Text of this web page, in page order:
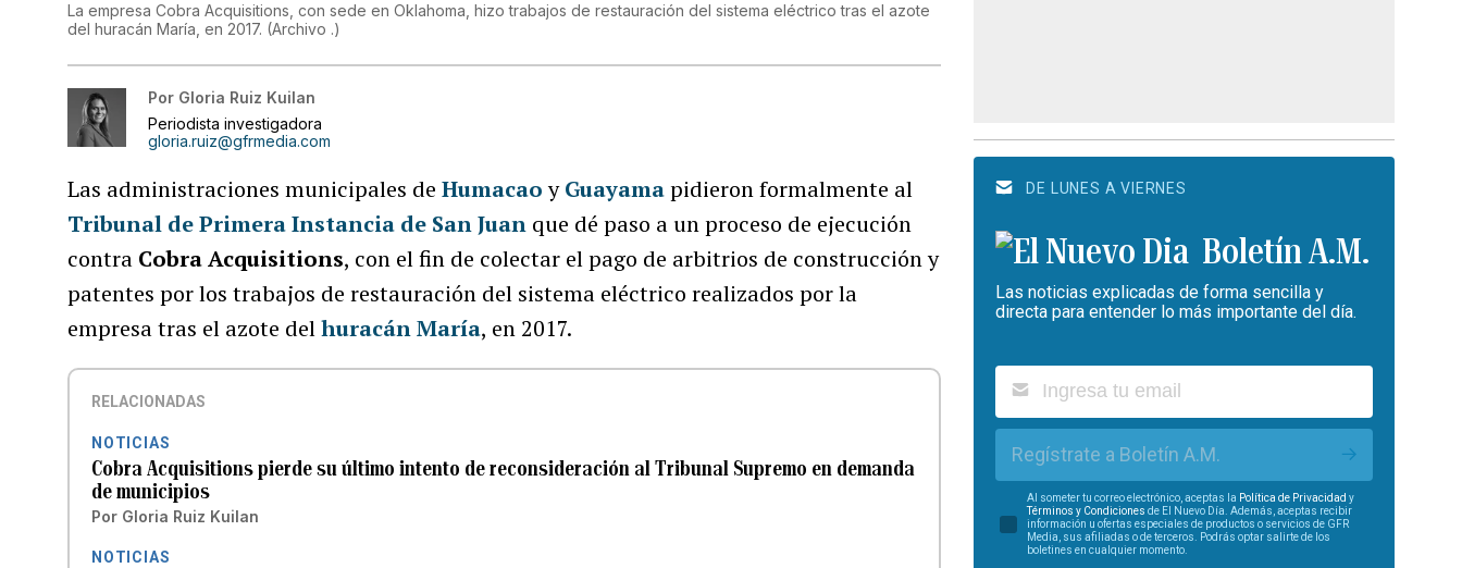
La empresa Cobra Acquisitions, con sede en Oklahoma, hizo trabajos de restauración del sistema eléctrico tras el azote
del huracán María, en 2017. (Archivo .)
Por Gloria Ruiz Kuilan
Periodista investigadora
gloria.ruiz@gfrmedia.com
Las administraciones municipales deHumacaoyGuayamapidieron formalmente al
Tribunal de Primera Instancia de San Juan que dé paso a un proceso de ejecución
contra Cobra Acquisitions, con el fin de colectar el pago de arbitrios de construcción y
patentes por los trabajos de restauración del sistema eléctrico realizados por la
empresa tras el azote delhuracán María, en 2017.
RELACIONADAS
NOTICIAS
Cobra Acquisitions pierde su último intento de reconsideración al Tribunal Supremo en demanda
de municipios
Por Gloria Ruiz Kuilan
NOTICIAS
DE LUNES A VIERNES
Boletín A.M.
Las noticias explicadas de forma sencilla y
directa para entender lo más importante del día.
Regístrate a Boletín A.M.
Al someter tu correo electrónico, aceptas la Política de Privacidad y
Términos y Condiciones de El Nuevo Día. Además, aceptas recibir
información u ofertas especiales de productos o servicios de GFR
Media, sus afiliadas o de terceros. Podrás optar salirte de los
boletines en cualquier momento.